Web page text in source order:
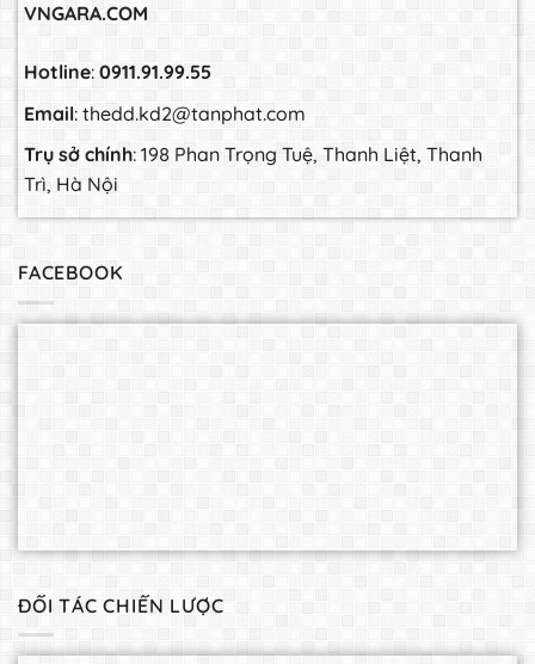
VNGARA.COM
Hotline: 0911.91.99.55
Email: thedd.kd2@tanphat.com
Trụ sở chính: 198 Phan Trọng Tuệ, Thanh Liệt, Thanh
Trì, Hà Nội
FACEBOOK
ĐỐI TÁC CHIẾN LƯỢC